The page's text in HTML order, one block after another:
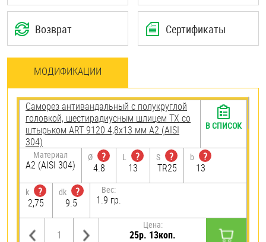
Возврат Сертификаты
МОДИФИКАЦИИ
Саморез антивандальный с полукруглой
головкой, шестирадиусным шлицем TX со
штырьком ART 9120 4,8х13 мм А2 (AISI
304)
Материал
А2 (AISI 304)
Ø
?
4.8
L
?
13
S
?
TR25
b
?
13
k
?
2,75
dk
?
9.5
Вес:
1.9 гр.
Цена:
25р. 13коп.
В СПИСОК